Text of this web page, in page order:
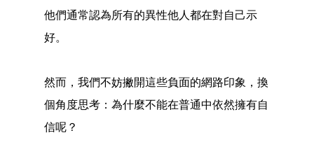
他們通常認為所有的異性他人都在對自己示
好。
然而，我們不妨撇開這些負面的網路印象，換
個角度思考：為什麼不能在普通中依然擁有自
信呢？